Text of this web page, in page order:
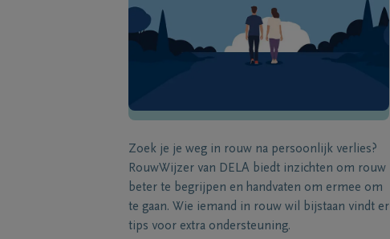
Zoek je je weg in rouw na persoonlijk verlies?
RouwWijzer van DELA biedt inzichten om rouw
beter te begrijpen en handvaten om ermee om
te gaan. Wie iemand in rouw wil bijstaan vindt er
tips voor extra ondersteuning.